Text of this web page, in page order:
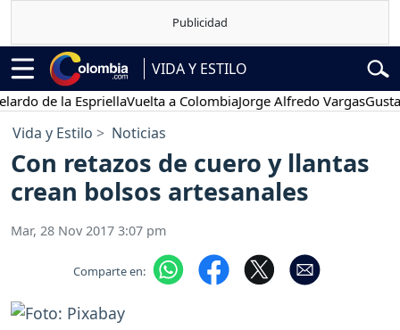
VIDA Y ESTILO
la EspriellaVuelta a ColombiaJorge Alfredo VargasGustavo
Vida y Estilo Noticias
Con retazos de cuero y llantas
crean bolsos artesanales
Mar, 28 Nov 2017 3:07 pm
Comparte en: